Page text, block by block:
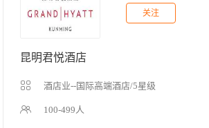
关注
昆明君悦酒店
酒店业--国际高端酒店/5星级
100-499人